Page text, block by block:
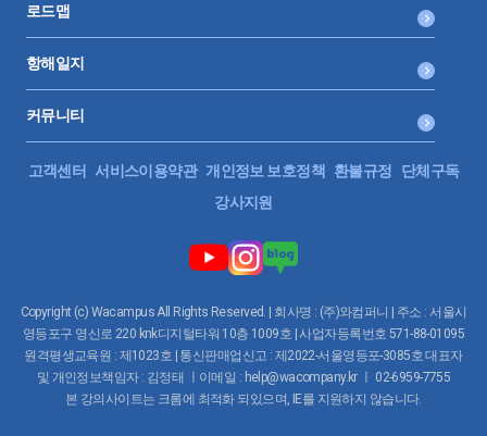
로드맵
항해일지
커뮤니티
고객센터 서비스이용약관 개인정보 보호정책 환불규정
단체구독
강사지원
Copyright (c) Wacampus All Rights Reserved. | 회사명 : (주)와컴퍼니 | 주소 : 서울시
영등포구 영신로 220 knk디지털타워 10층 1009호 | 사업자등록번호 571-88-01095
원격평생교육원 : 제1023호 | 통신판매업신고 : 제2022-서울영등포-3085호 대표자
및 개인정보책임자 : 김정태 ㅣ이메일 : help@wacompany.kr ㅣ 02-6959-7755
본 강의사이트는 크롬에 최적화 되있으며, IE를 지원하지 않습니다.